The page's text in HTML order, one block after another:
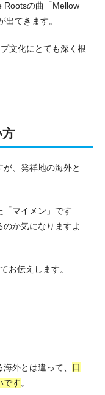
Rootsの曲「Mellow
てきます。
文化にとても深く根
方
、発祥地の海外と
「マイメン」です
か気になりますよ
お伝えします。
外とは違って、
日
です。